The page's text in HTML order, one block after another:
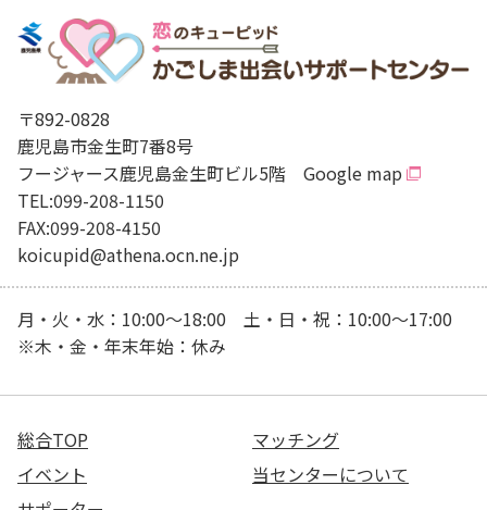
〒892-0828
鹿児島市金生町7番8号
フージャース鹿児島金生町ビル5階 Google map
TEL:099-208-1150
FAX:099-208-4150
koicupid@athena.ocn.ne.jp
月・火・水：10:00～18:00 土・日・祝：10:00～17:00
※木・金・年末年始：休み
総合TOP
マッチング
イベント
当センターについて